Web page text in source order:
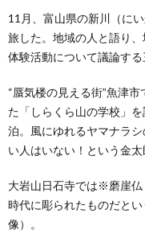
11月、富山県の新川（に
旅した。地域の人と語り
体験活動について議論する
“蜃気楼の見える街”魚津
た「しらくら山の学校」
泊。風にゆれるヤマナラ
い人はいない！という金
大岩山日石寺では※磨崖
時代に彫られたものだと
像）。